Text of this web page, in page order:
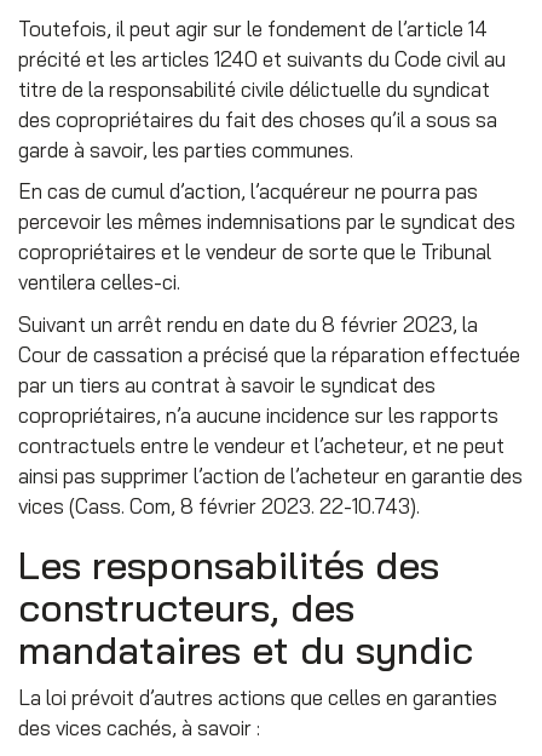
Toutefois, il peut agir sur le fondement de l’article 14
précité et les articles 1240 et suivants du Code civil au
titre de la responsabilité civile délictuelle du syndicat
des copropriétaires du fait des choses qu’il a sous sa
garde à savoir, les parties communes.
En cas de cumul d’action, l’acquéreur ne pourra pas
percevoir les mêmes indemnisations par le syndicat des
copropriétaires et le vendeur de sorte que le Tribunal
ventilera celles-ci.
Suivant un arrêt rendu en date du 8 février 2023, la
Cour de cassation a précisé que la réparation effectuée
par un tiers au contrat à savoir le syndicat des
copropriétaires, n’a aucune incidence sur les rapports
contractuels entre le vendeur et l’acheteur, et ne peut
ainsi pas supprimer l’action de l’acheteur en garantie des
vices (Cass. Com, 8 février 2023. 22-10.743).
Les responsabilités des
constructeurs, des
mandataires et du syndic
La loi prévoit d’autres actions que celles en garanties
des vices cachés, à savoir :